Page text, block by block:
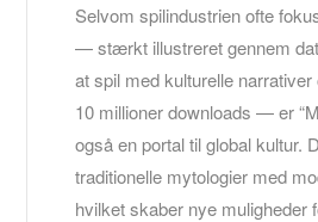
Selvom spilindustrien ofte
— stærkt illustreret gennem
at spil med kulturelle
10 millioner downloads — er
også en portal til global kultur.
traditionelle mytologier med
hvilket skaber nye muligheder